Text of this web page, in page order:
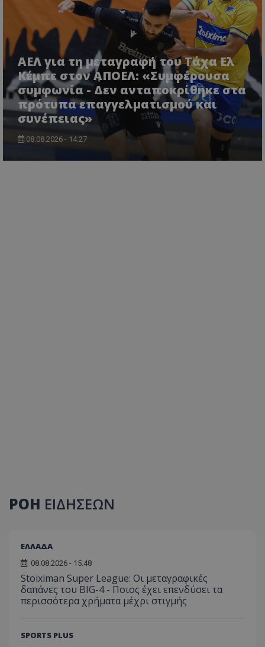
ΑΕΛ για τη μεταγραφή του Τάχα Ελ
Κέμπε στον ΑΠΟΕΛ: «Συμφέρουσα
συμφωνία - Δεν ανταποκρίθηκε στα
πρότυπα επαγγελματισμού και
συνέπειας»
08.08.2026 - 14:27
ΡΟΗ ΕΙΔΗΣΕΩΝ
ΕΛΛΑΔΑ
08.08.2026 - 15:48
Stoiximan Super League: Οι μεταγραφικές
δαπάνες του BIG-4 - Ποιος έχει επενδύσει τα
περισσότερα χρήματα μέχρι στιγμής
SPORTS PLUS